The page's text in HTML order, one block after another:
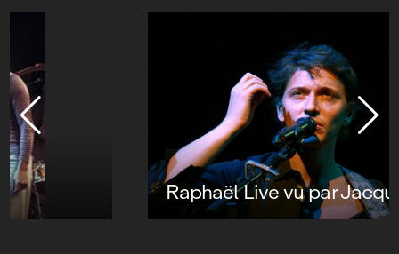
Raphaël Live vu par Jacques Audiard